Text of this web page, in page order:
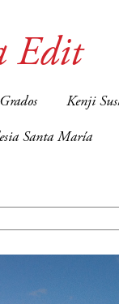
Edit
Kenji
Santa María